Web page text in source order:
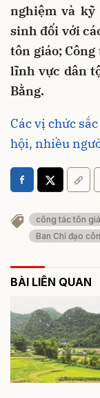
nghiệm và
sinh đối với
tôn giáo;
lĩnh vực dân
Bằng.
Các vị chức
hội, nhiều
công tác tôn
Ban Chỉ đạo
BÀI LIÊN QUAN